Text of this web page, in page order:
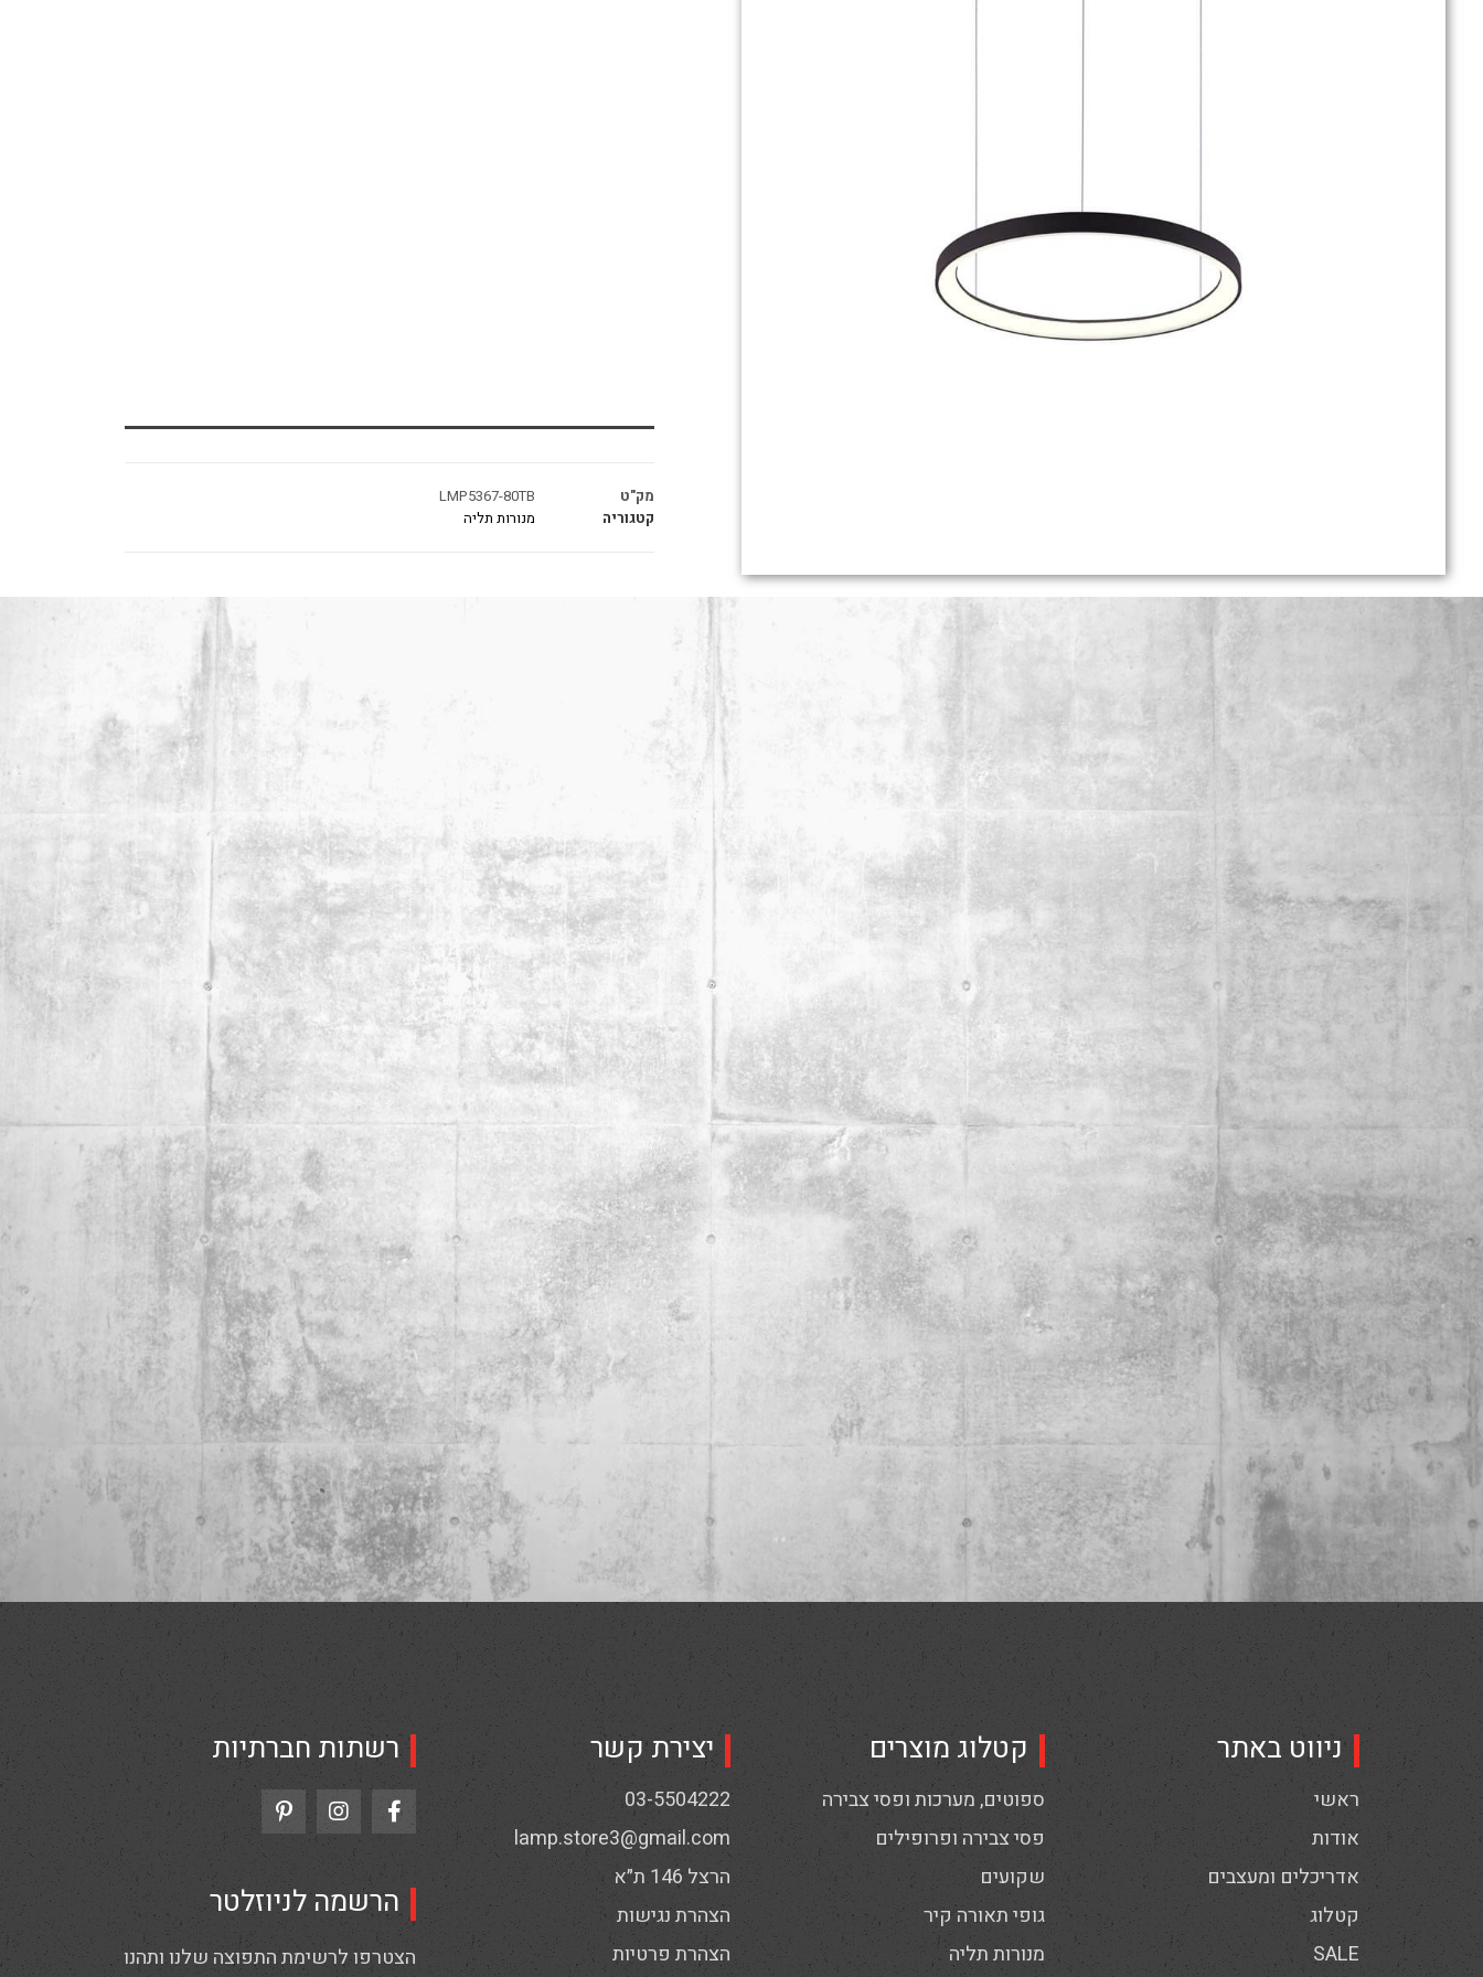
מק"ט
LMP5367-80TB
קטגוריה
מנורות תליה
ניווט באתר
ראשי
אודות
אדריכלים ומעצבים
קטלוג
SALE
קטלוג מוצרים
ספוטים, מערכות ופסי צבירה
פסי צבירה ופרופילים
שקועים
גופי תאורה קיר
מנורות תליה
יצירת קשר
03-5504222
lamp.store3@gmail.com
הרצל 146 ת״א
הצהרת נגישות
הצהרת פרטיות
רשתות חברתיות
הרשמה לניוזלטר
הצטרפו לרשימת התפוצה שלנו ותהנו